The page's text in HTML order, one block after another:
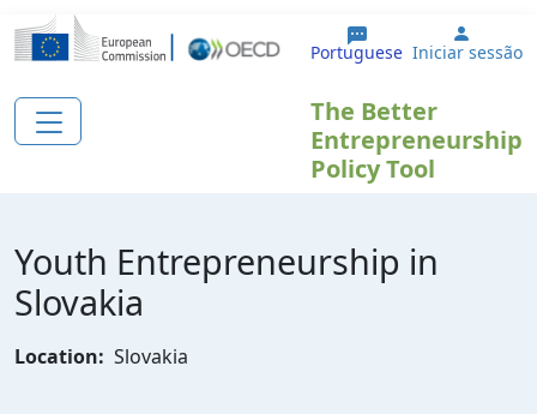
Passar para o conteúdo principal
Portuguese User
Iniciar sessão
The Better
Entrepreneurship
Policy Tool
Youth Entrepreneurship in
Slovakia
Location: Slovakia